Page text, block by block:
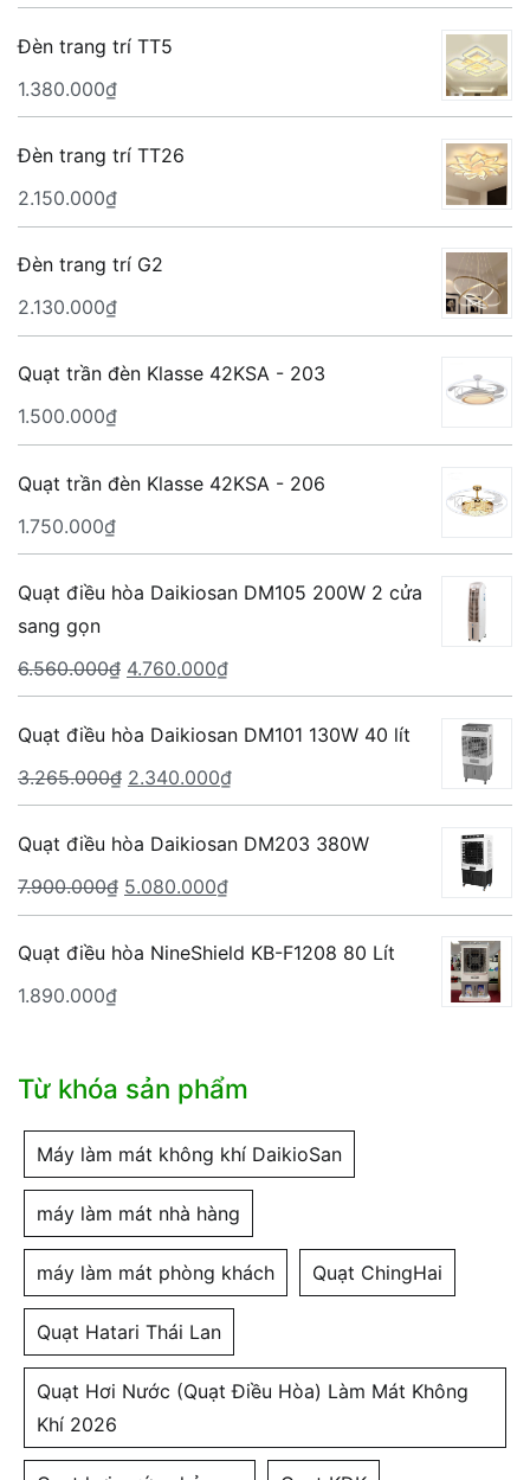
gốc
là:
hiện
3.550.000₫.
Đèn trang trí TT5
1.380.000₫
Đèn trang trí TT26
2.150.000₫
Đèn trang trí G2
2.130.000₫
Quạt trần đèn Klasse 42KSA - 203
1.500.000₫
Quạt trần đèn Klasse 42KSA - 206
1.750.000₫
Quạt điều hòa Daikiosan DM105 200W 2 cửa
sang gọn
6.560.000₫ Giá
gốc
là:
6.560.000₫.
4.760.000₫Giá
hiện
tại
là:
4.760.000₫.
Quạt điều hòa Daikiosan DM101 130W 40 lít
3.265.000₫ Giá
gốc
là:
3.265.000₫.
2.340.000₫Giá
hiện
tại
Quạt điều hòa Daikiosan DM203 380W
7.900.000₫ Giá
gốc
là:
5.080.000₫Giá
hiện
tại
Quạt điều hòa NineShield KB-F1208 80 Lít
1.890.000₫
Từ khóa sản phẩm
Máy làm mát không khí DaikioSan
máy làm mát nhà hàng
máy làm mát phòng khách Quạt ChingHai
Quạt Hatari Thái Lan
Quạt Hơi Nước (Quạt Điều Hòa) Làm Mát Không
Khí 2026